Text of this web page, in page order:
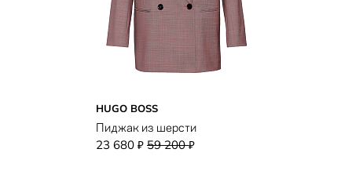
HUGO BOSS
Пиджак из шерсти
23 680 ₽ 59 200₽